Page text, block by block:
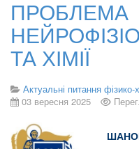
ПРОБЛЕМА
ТА ХІМІЇ
Актуальні питання фізико-
03 вересня 2025